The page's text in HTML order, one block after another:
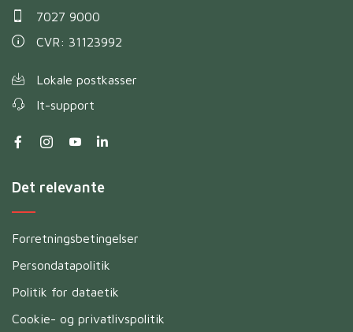
7027 9000
CVR: 31123992
Lokale postkasser
It-support
Det relevante
Forretningsbetingelser
Persondatapolitik
Politik for dataetik
Cookie- og privatlivspolitik